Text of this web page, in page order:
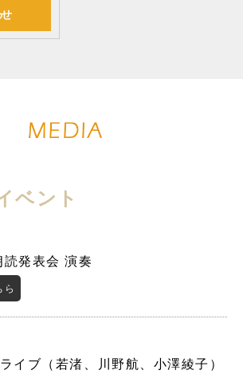
ベント
発表会 演奏
ら
イブ（若渚、川野航、小澤綾子）